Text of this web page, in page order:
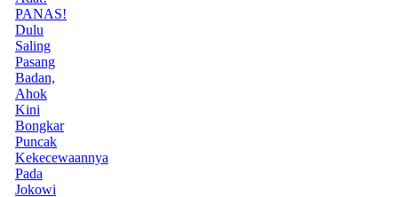
PANAS!
Dulu
Saling
Pasang
Badan,
Ahok
Kini
Bongkar
Puncak
Kekecewaannya
Pada
Jokowi